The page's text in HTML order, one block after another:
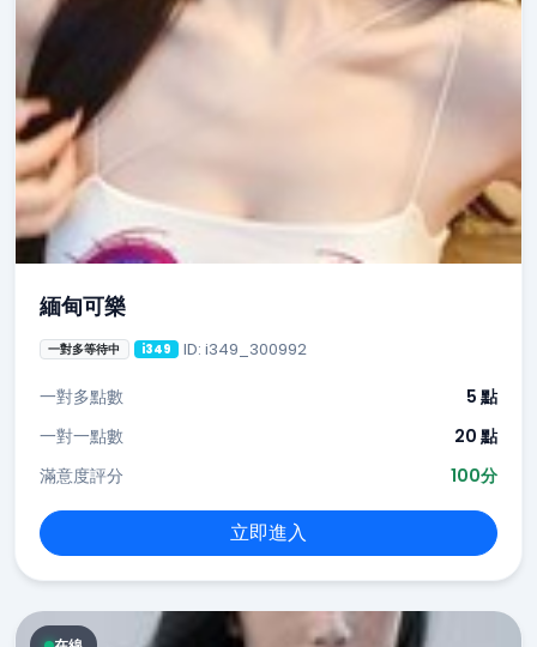
緬甸可樂
一對多等待中 i349 ID: i349_300992
一對多點數
5 點
一對一點數
20 點
滿意度評分
100分
立即進入